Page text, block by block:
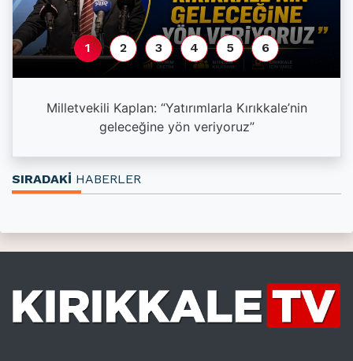
Milletvekili Kaplan: “Yatırımlarla Kırıkkale’nin
geleceğine yön veriyoruz”
1 2 3 4 5 6
SIRADAKİ HABERLER